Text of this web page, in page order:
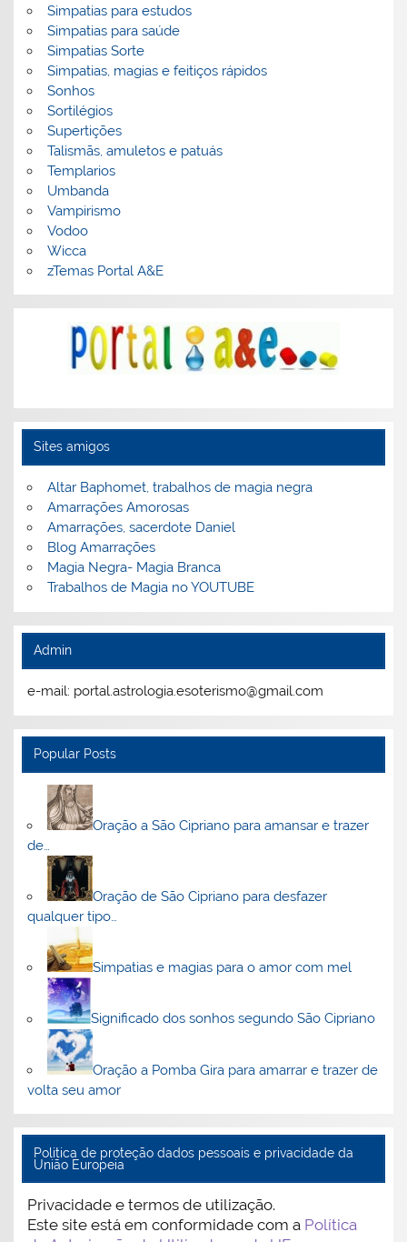
Simpatias para estudos
Simpatias para saúde
Simpatias Sorte
Simpatias, magias e feitiços rápidos
Sonhos
Sortilégios
Supertições
Talismãs, amuletos e patuás
Templarios
Umbanda
Vampirismo
Vodoo
Wicca
zTemas Portal A&E
Sites amigos
Altar Baphomet, trabalhos de magia negra
Amarrações Amorosas
Amarrações, sacerdote Daniel
Blog Amarrações
Magia Negra- Magia Branca
Trabalhos de Magia no YOUTUBE
Admin
e-mail: portal.astrologia.esoterismo@gmail.com
Popular Posts
Oração a São Cipriano para amansar e trazer
de…
Oração de São Cipriano para desfazer
qualquer tipo…
Simpatias e magias para o amor com mel
Significado dos sonhos segundo São Cipriano
Oração a Pomba Gira para amarrar e trazer de
volta seu amor
Politica de proteção dados pessoais e privacidade da
União Europeia
Privacidade e termos de utilização.
Este site está em conformidade com a Política